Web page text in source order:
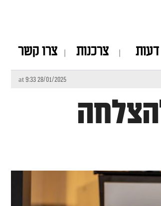
דעות צרכנות צרו קשר
28/01/2025 at 9:33